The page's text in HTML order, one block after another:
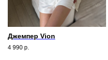
Джемпер Vion
4 990 р.